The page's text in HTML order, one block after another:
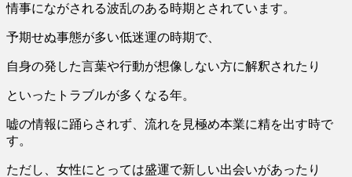
情事にながされる波乱のある時期とされています。
予期せぬ事態が多い低迷運の時期で、
自身の発した言葉や行動が想像しない方に解釈されたり
といったトラブルが多くなる年。
嘘の情報に踊らされず、流れを見極め本業に精を出す時で
す。
ただし、女性にとっては盛運で新しい出会いがあったり